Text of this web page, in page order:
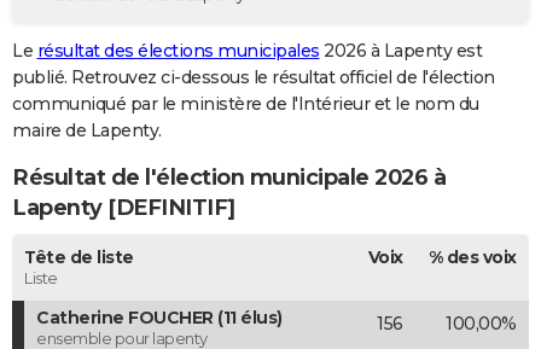
GUIDES D'ACHAT
BONS PLANS
CARTE DE VOEUX
Carte de Noël
Carte Bonne année
Carte Saint-Valentin
Carte Pâques
Carte d'anniversaire
DICTIONNAIRE
Dictionnaire
Biographies
Citations
Expressions
Proverbes
PROGRAMME TV
COPAINS D'AVANT
Le résultat des élections municipales 2026 à Lapenty est
publié. Retrouvez ci-dessous le résultat officiel de l'élection
communiqué par le ministère de l'Intérieur et le nom du
maire de Lapenty.
Résultat de l'élection municipale 2026 à
Lapenty [DEFINITIF]
Tête de liste
Liste
Voix % des voix
Catherine FOUCHER (11 élus)
ensemble pour lapenty
156 100,00%